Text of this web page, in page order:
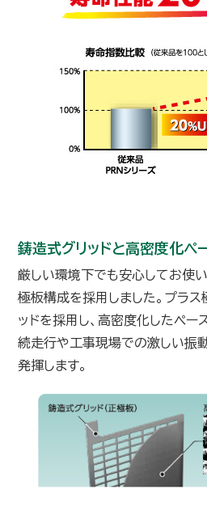
鋳造式グリッドと高密度化ペ
厳しい環境下でも安心してお使
極板構成を採用しました。プラ
ッドを採用し、高密度化したペー
続走行や工事現場での激しい振
発揮します。